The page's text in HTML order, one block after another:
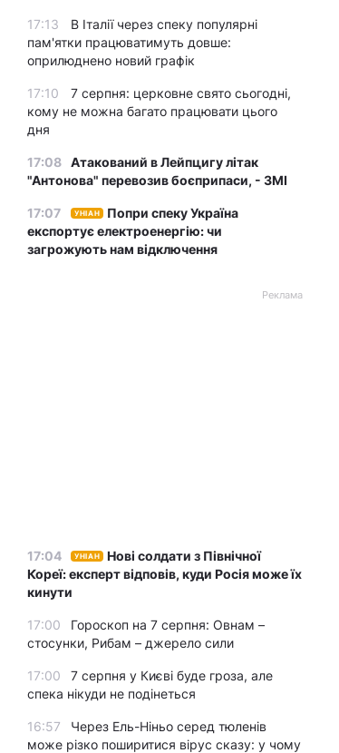
17:13
В Італії через спеку популярні
пам'ятки працюватимуть довше:
оприлюднено новий графік
17:10
7 серпня: церковне свято сьогодні,
кому не можна багато працювати цього
дня
17:08 Атакований в Лейпцигу літак
"Антонова" перевозив боєприпаси, - ЗМІ
17:07 УНІАН
Попри спеку Україна
експортує електроенергію: чи
загрожують нам відключення
Реклама
17:04 УНІАН
Нові солдати з Північної
Кореї: експерт відповів, куди Росія може їх
кинути
17:00
Гороскоп на 7 серпня: Овнам –
стосунки, Рибам – джерело сили
17:00
7 серпня у Києві буде гроза, але
спека нікуди не подінеться
16:57
Через Ель-Ніньо серед тюленів
може різко поширитися вірус сказу: у чому